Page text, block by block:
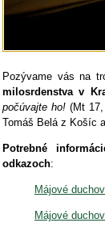
Pozývame vás na
milosrdenstva v
počúvajte ho! (Mt 17,
Tomáš Belá z Košíc
Potrebné
odkazoch:
Májové
Májové